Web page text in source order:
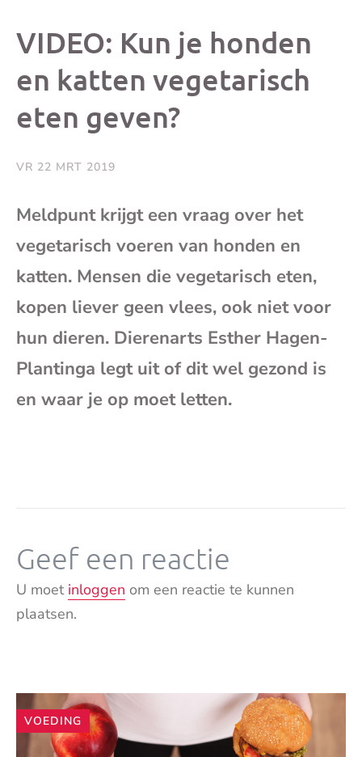
berichtberichtbericht
VIDEO: Kun je honden
en katten vegetarisch
eten geven?
VR 22 MRT 2019
Meldpunt krijgt een vraag over het
vegetarisch voeren van honden en
katten. Mensen die vegetarisch eten,
kopen liever geen vlees, ook niet voor
hun dieren. Dierenarts Esther Hagen-
Plantinga legt uit of dit wel gezond is
en waar je op moet letten.
Geef een reactie
U moet inloggen om een reactie te kunnen
plaatsen.
Andere
artikelen
VOEDING